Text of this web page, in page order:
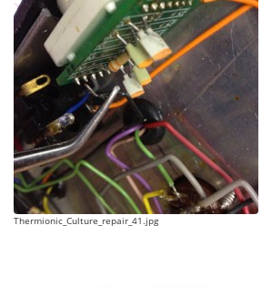
Thermionic_Culture_repair_41.jpg